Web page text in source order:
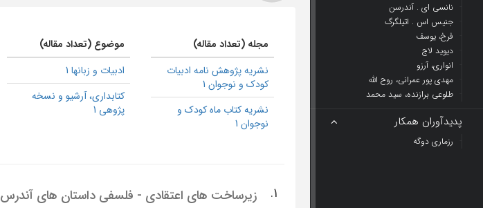
نانسی ای . آندرسن
جنیس اس . اتیلگرگ
فرخ، یوسف
دیوید لاج
انواری، آرزو
مهدی پور عمرانی، روح الله
طلوعی برازنده، سید محمد
پدیدآوران همکار
رزماری دوگه
مجله (تعداد مقاله)
نشریه پژوهش نامه ادبیات
کودک و نوجوان 1
نشریه کتاب ماه کودک و
نوجوان 1
موضوع (تعداد مقاله)
ادبیات و زبانها 1
كتابداری، آرشیو و نسخه
پژوهی 1
1. زیرساخت های اعتقادی - فلسفی داستان های آندرس